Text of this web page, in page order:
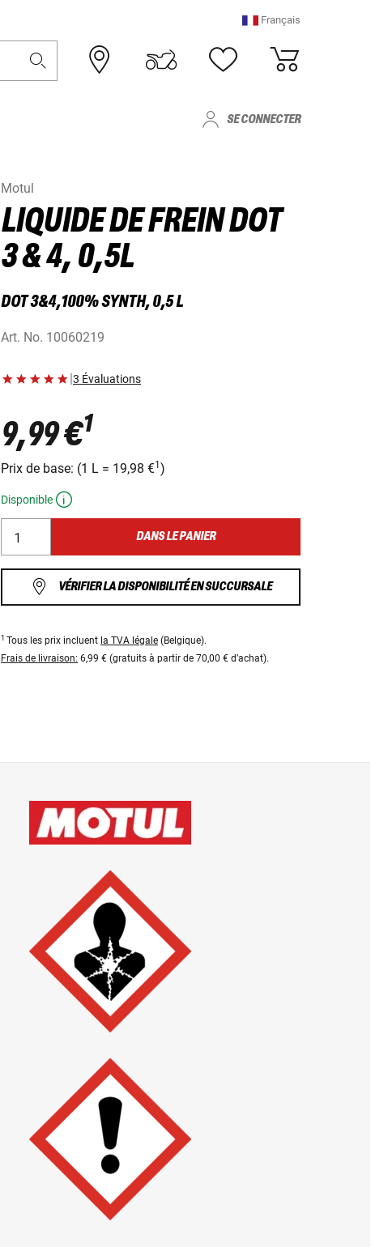
Français
SE CONNECTER
Motul
LIQUIDE DE FREIN DOT
3 & 4, 0,5L
DOT 3&4,100% SYNTH, 0,5 L
Art. No. 10060219
|3 Évaluations
9,99 €1
Prix ​​de base: (1 L = 19,98 €1)
Disponible
DANS LE PANIER
VÉRIFIER LA DISPONIBILITÉ EN SUCCURSALE
1 Tous les prix incluent la TVA légale (Belgique).
Frais de livraison: 6,99 € (gratuits à partir de 70,00 € d’achat).